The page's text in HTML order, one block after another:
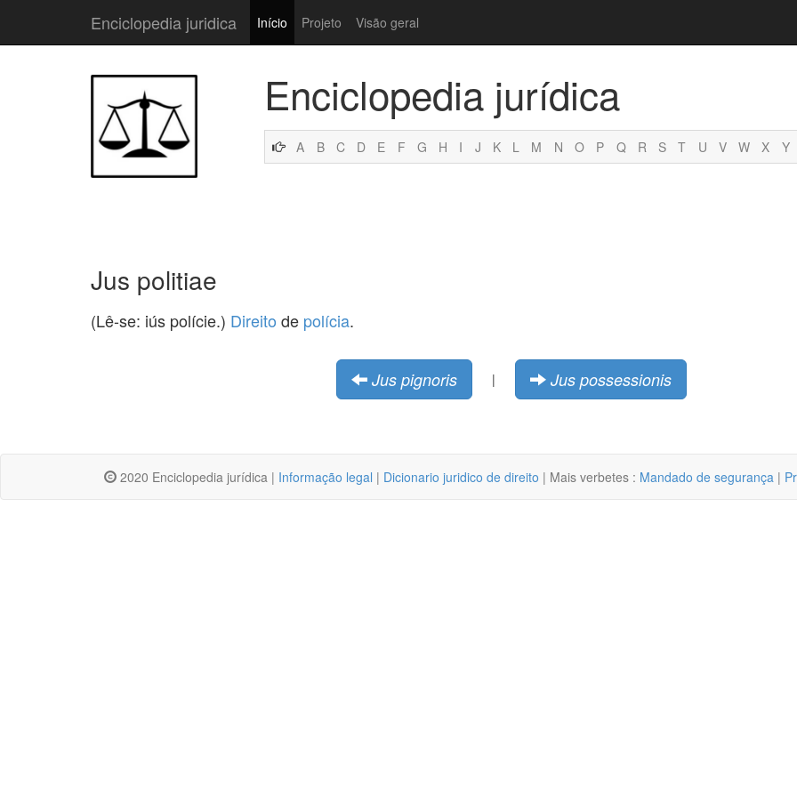
Enciclopedia juridica Início Projeto Visão geral
Enciclopedia jurídica
A B C D E F G H I J K L M N O P Q R S T U V W X Y
Jus politiae
(Lê-se: iús polície.) Direito de polícia.
Jus pignoris | Jus possessionis
2020 Enciclopedia jurídica | Informação legal | Dicionario juridico de direito | Mais verbetes : Mandado de segurança |